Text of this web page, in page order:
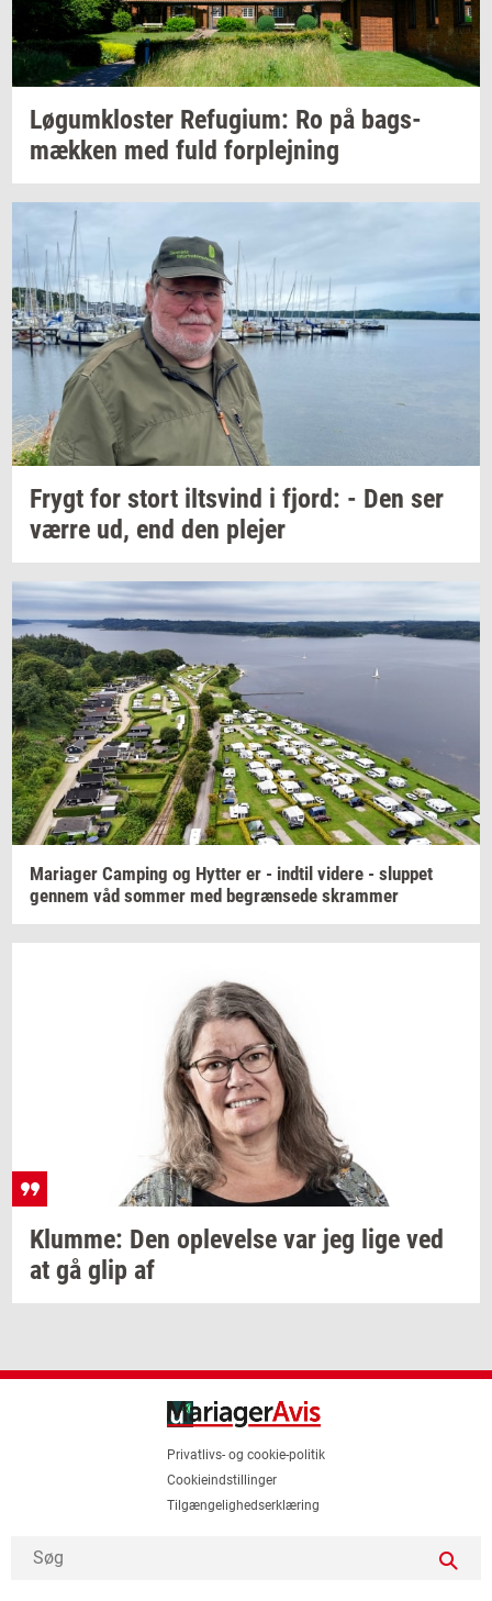
Løgum­klo­ster Re­fu­gi­um: Ro på bags­
mæk­ken med fuld for­plej­ning
Frygt for stort iltsvind i fjord: - Den ser
værre ud, end den ple­jer
Ma­ri­a­ger Cam­ping og Hyt­ter er - ind­til vi­de­re - slup­pet
gen­nem våd som­mer med be­græn­se­de skram­mer
Klum­me: Den op­le­vel­se var jeg lige ved
at gå glip af
Privatlivs- og cookie-politik
Cookieindstillinger
Tilgængelighedserklæring